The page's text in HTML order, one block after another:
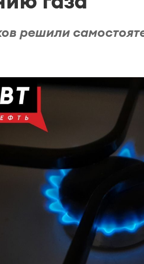
решили